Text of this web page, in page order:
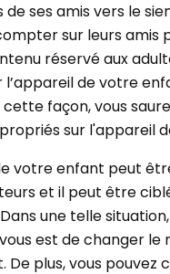
de ses amis vers le
sur leurs amis
réservé aux
l’appareil de votre
façon, vous
sur l'appareil
votre enfant peut
et il peut être
une telle
est de changer le
De plus, vous pouvez